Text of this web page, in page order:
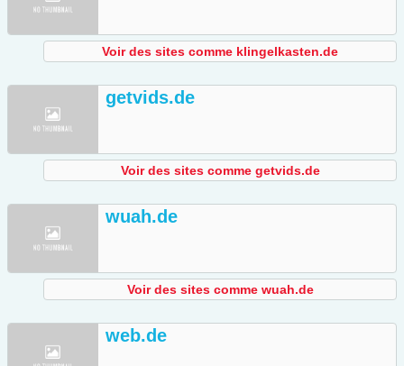
Voir des sites comme klingelkasten.de
getvids.de
Voir des sites comme getvids.de
wuah.de
Voir des sites comme wuah.de
web.de